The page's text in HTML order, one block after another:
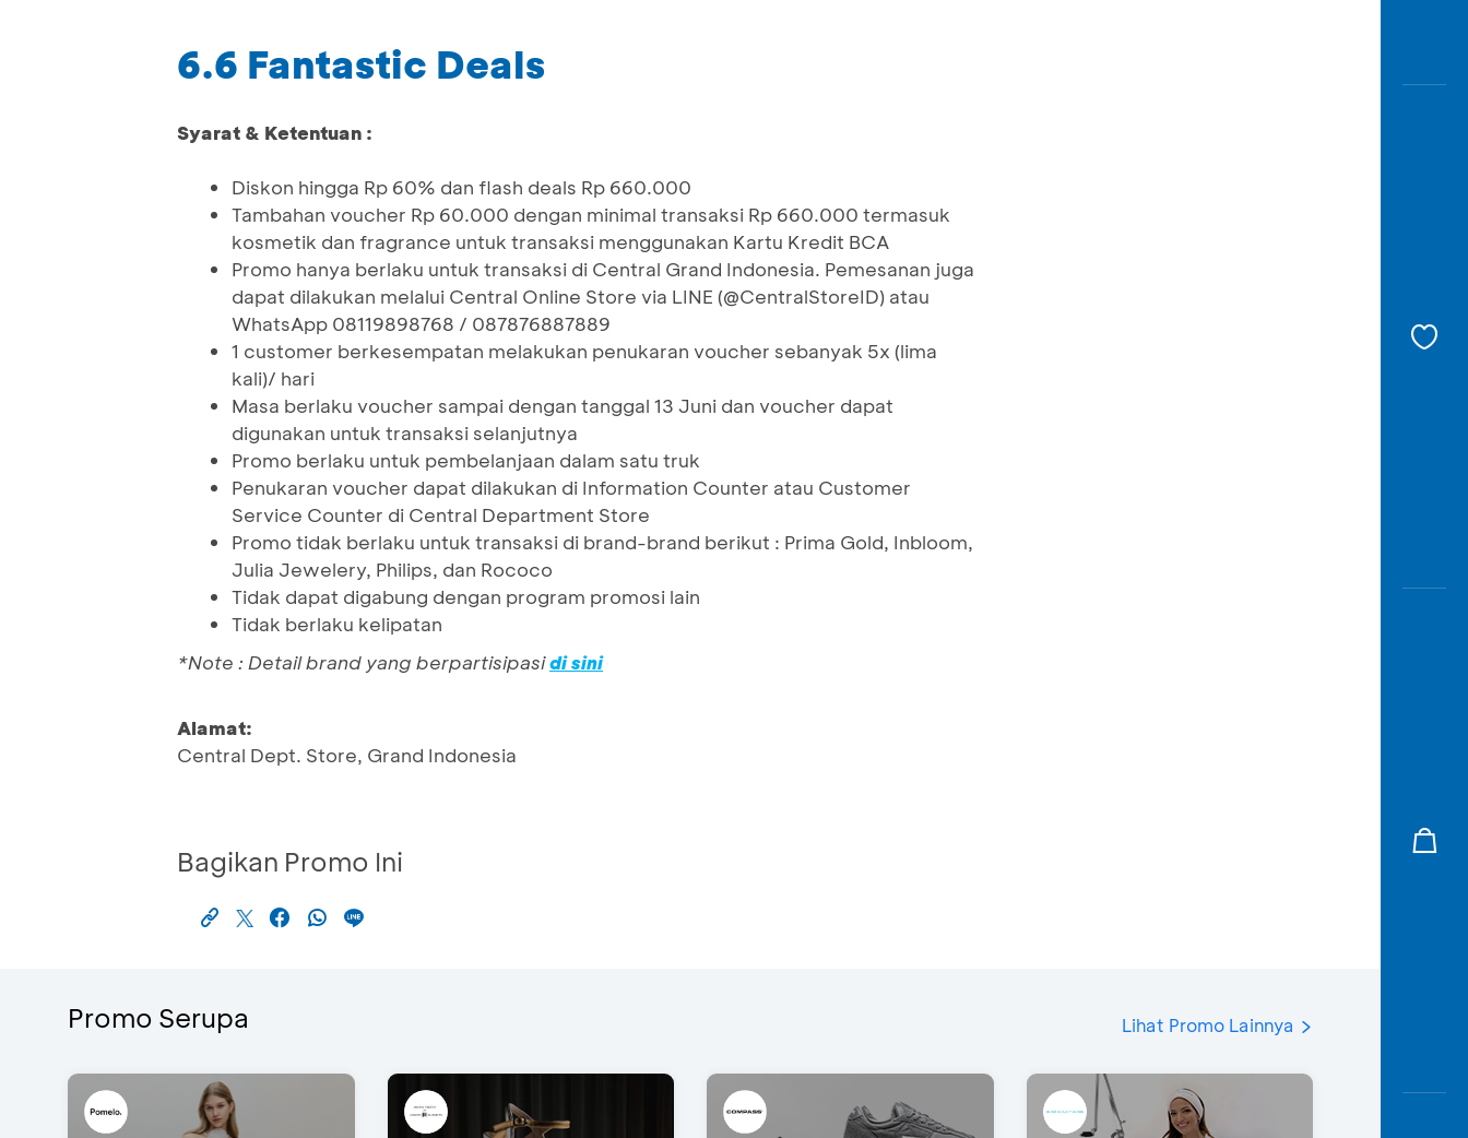
6.6 Fantastic Deals
Syarat & Ketentuan :
Diskon hingga Rp 60% dan flash deals Rp 660.000
Tambahan voucher Rp 60.000 dengan minimal transaksi Rp 660.000 termasuk
kosmetik dan fragrance untuk transaksi menggunakan Kartu Kredit BCA
Promo hanya berlaku untuk transaksi di Central Grand Indonesia. Pemesanan juga
dapat dilakukan melalui Central Online Store via LINE (@CentralStoreID) atau
WhatsApp 08119898768 / 087876887889
1 customer berkesempatan melakukan penukaran voucher sebanyak 5x (lima
kali)/ hari
Masa berlaku voucher sampai dengan tanggal 13 Juni dan voucher dapat
digunakan untuk transaksi selanjutnya
Promo berlaku untuk pembelanjaan dalam satu truk
Penukaran voucher dapat dilakukan di Information Counter atau Customer
Service Counter di Central Department Store
Promo tidak berlaku untuk transaksi di brand-brand berikut : Prima Gold, Inbloom,
Julia Jewelery, Philips, dan Rococo
Tidak dapat digabung dengan program promosi lain
Tidak berlaku kelipatan
*Note : Detail brand yang berpartisipasidi sini
Alamat:
Central Dept. Store, Grand Indonesia
Bagikan Promo Ini
Promo Serupa Lihat Promo Lainnya